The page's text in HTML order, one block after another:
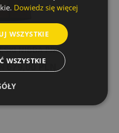
NIBBA PRO
679,00 PLN
Dowiedz się więcej
WSZYSTKIE
WSZYSTKIE